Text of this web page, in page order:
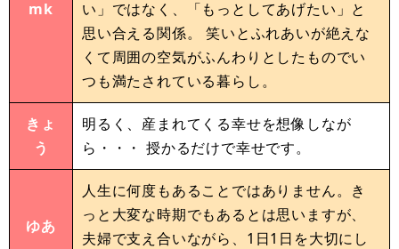
mk
い」ではなく、「もっとしてあげたい」と
思い合える関係。 笑いとふれあいが絶えな
くて周囲の空気がふんわりとしたものでい
つも満たされている暮らし。
きょ
う
明るく、産まれてくる幸せを想像しなが
ら・・・ 授かるだけで幸せです。
ゆあ
人生に何度もあることではありません。き
っと大変な時期でもあるとは思いますが、
夫婦で支え合いながら、1日1日を大切にし